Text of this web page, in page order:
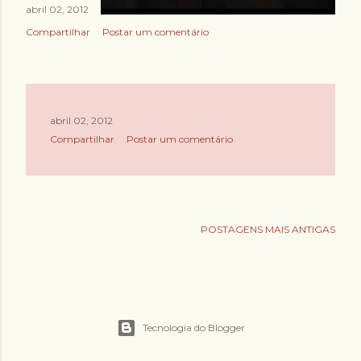
abril 02, 2012
Compartilhar
Postar um comentário
abril 02, 2012
Compartilhar
Postar um comentário
POSTAGENS MAIS ANTIGAS
Tecnologia do Blogger